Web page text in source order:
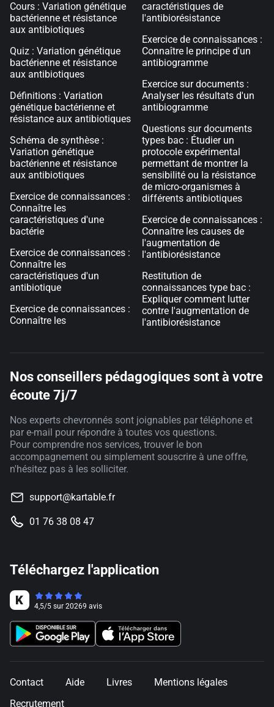
Cours : Variation génétique
bactérienne et résistance
aux antibiotiques
Quiz : Variation génétique
bactérienne et résistance
aux antibiotiques
Définitions : Variation
génétique bactérienne et
résistance aux antibiotiques
Schéma de synthèse :
Variation génétique
bactérienne et résistance
aux antibiotiques
Exercice de connaissances :
Connaître les
caractéristiques d'une
bactérie
Exercice de connaissances :
Connaître les
caractéristiques d'un
antibiotique
Exercice de connaissances :
Connaître les
caractéristiques de
l'antibiorésistance
Exercice de connaissances :
Connaître le principe d'un
antibiogramme
Exercice sur documents :
Analyser les résultats d'un
antibiogramme
Questions sur documents
types bac : Étudier un
protocole expérimental
permettant de montrer la
sensibilité ou la résistance
de micro-organismes à
différents antibiotiques
Exercice de connaissances :
Connaître les causes de
l'augmentation de
l'antibiorésistance
Restitution de
connaissances type bac :
Expliquer comment lutter
contre l'augmentation de
l'antibiorésistance
Nos conseillers pédagogiques sont à votre
écoute 7j/7
Nos experts chevronnés sont joignables par téléphone et
par e-mail pour répondre à toutes vos questions.
Pour comprendre nos services, trouver le bon
accompagnement ou simplement souscrire à une offre,
n'hésitez pas à les solliciter.
support@kartable.fr
01 76 38 08 47
Téléchargez l'application
4,5/5 sur 20269 avis
Contact Aide Livres
Mentions légales
Recrutement